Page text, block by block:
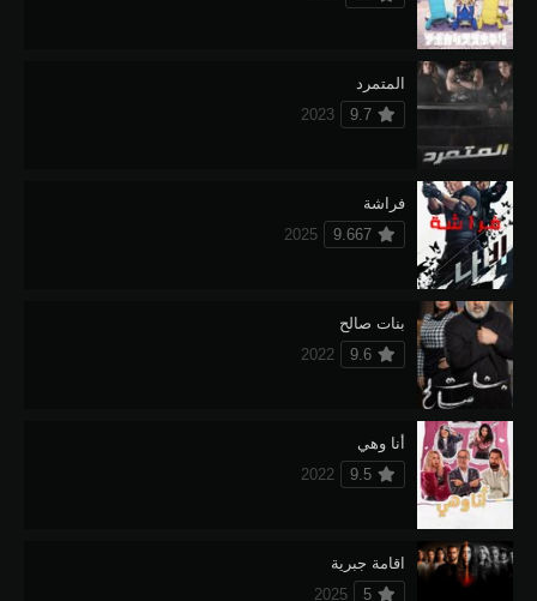
المتمرد
9.7
2023
فراشة
9.667
2025
بنات صالح
9.6
2022
أنا وهي
9.5
2022
اقامة جبرية
5
2025